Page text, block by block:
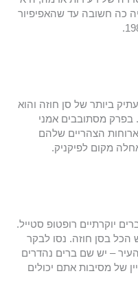
1871. זוהי כנסייה כה חשובה עד שהאפיפיור
ביותר של סן חוזה והוא
בפרק מסתובבים אמני
הצהריים שלהם
מקום לפיקניק.
יוקרתיים רופטופ סטייל.
הכל בסן חוזה. נסו לבקר
– יש שם ברים נהדרים
של מסיבות אתם יכולים